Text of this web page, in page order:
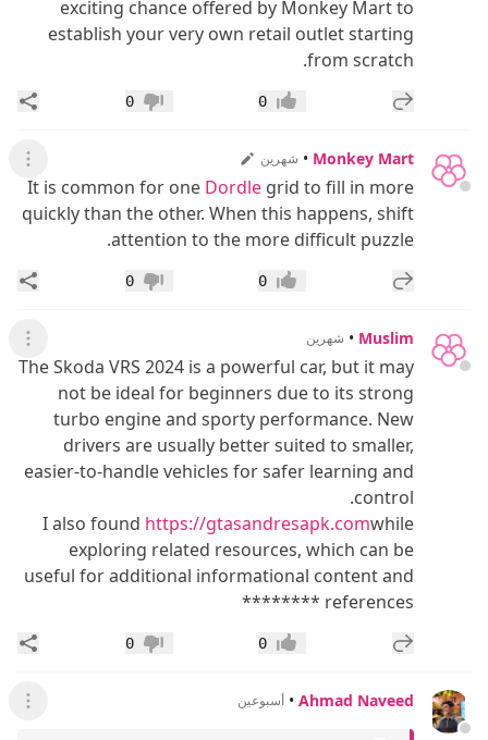
exciting chance offered by Monkey Mart to
establish your very own retail outlet starting
from scratch.
إضافة رد جديد إعجاب0 عدم إعجاب
0
Monkey Mart
• شهرين عرض
It is common for one Dordle grid to fill in more
quickly than the other. When this happens, shift
attention to the more difficult puzzle.
إضافة رد جديد إعجاب0 عدم إعجاب
0
Muslim
• شهرين عرض
The Skoda VRS 2024 is a powerful car, but it may
not be ideal for beginners due to its strong
turbo engine and sporty performance. New
drivers are usually better suited to smaller,
easier-to-handle vehicles for safer learning and
control.
I also found https://gtasandresapk.comwhile
exploring related resources, which can be
useful for additional informational content and
references ********
إضافة رد جديد إعجاب0 عدم إعجاب
0
Ahmad Naveed
• أسبوعين عرض